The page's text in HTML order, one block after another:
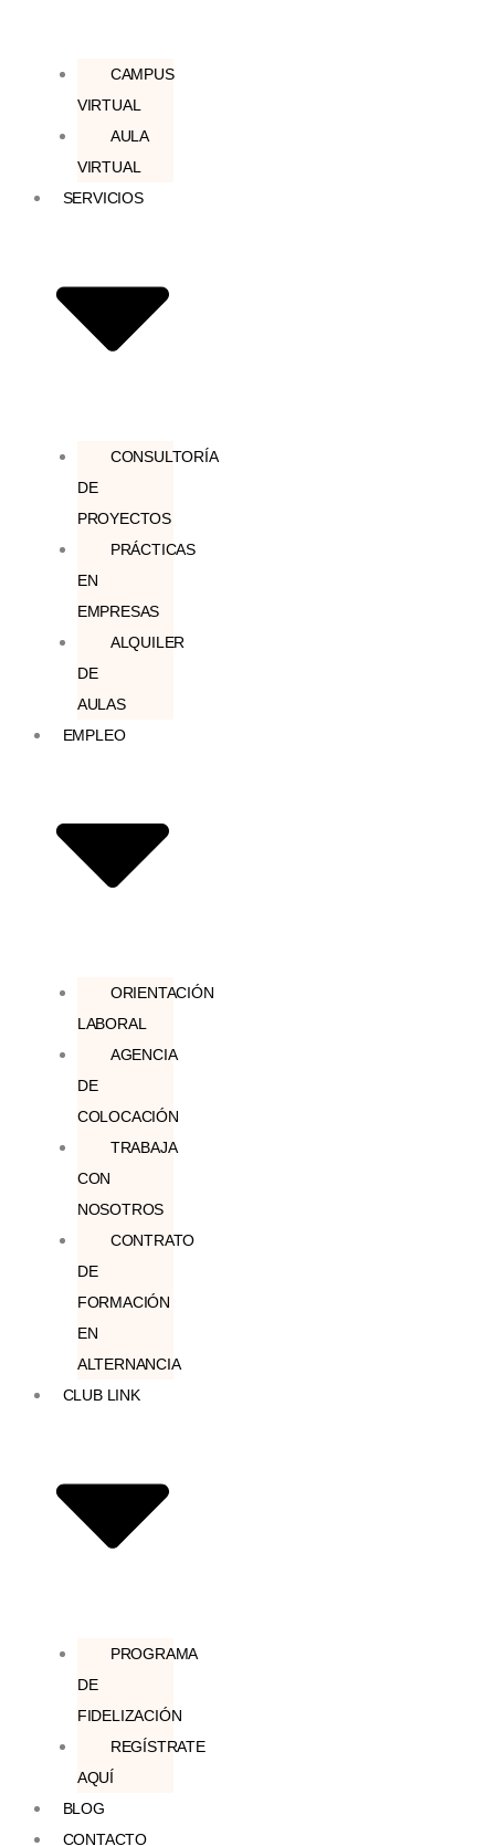
CAMPUS
VIRTUAL
AULA
VIRTUAL
SERVICIOS
CONSULTORÍA
DE
PROYECTOS
PRÁCTICAS
EN
EMPRESAS
ALQUILER
DE
AULAS
EMPLEO
ORIENTACIÓN
LABORAL
AGENCIA
DE
COLOCACIÓN
TRABAJA
CON
NOSOTROS
CONTRATO
DE
FORMACIÓN
EN
ALTERNANCIA
CLUB LINK
PROGRAMA
DE
FIDELIZACIÓN
REGÍSTRATE
AQUÍ
BLOG
CONTACTO